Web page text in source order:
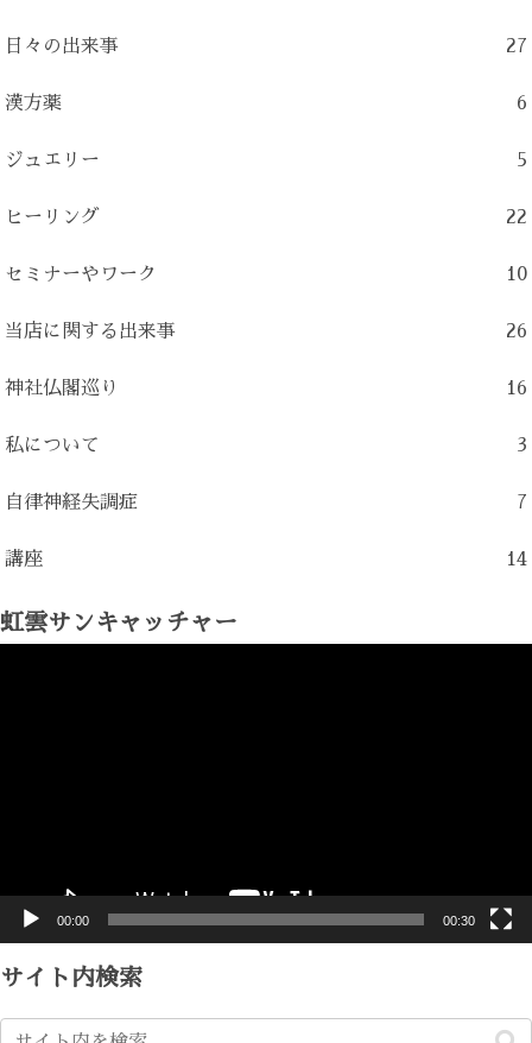
日々の出来事 27
漢方薬 6
ジュエリー 5
ヒーリング 22
セミナーやワーク 10
当店に関する出来事 26
神社仏閣巡り 16
私について 3
自律神経失調症 7
講座 14
虹雲サンキャッチャー
00:00 00:30
サイト内検索